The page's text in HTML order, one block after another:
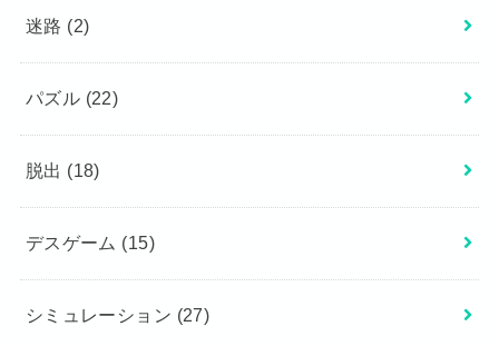
迷路 (2)
パズル (22)
脱出 (18)
デスゲーム (15)
シミュレーション (27)